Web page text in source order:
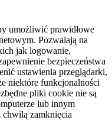
umożliwić prawidłowe
Pozwalają na
jak logowanie,
bezpieczeństwa
ustawienia przeglądarki,
niektóre funkcjonalności
pliki cookie nie są
lub innym
chwilą zamknięcia